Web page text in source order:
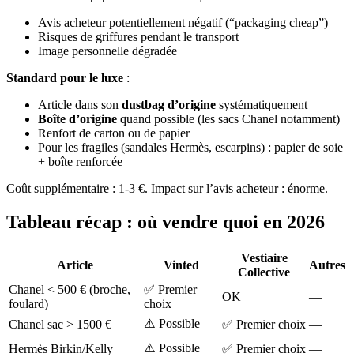
Avis acheteur potentiellement négatif (“packaging cheap”)
Risques de griffures pendant le transport
Image personnelle dégradée
Standard pour le luxe :
Article dans son dustbag d’origine systématiquement
Boîte d’origine quand possible (les sacs Chanel notamment)
Renfort de carton ou de papier
Pour les fragiles (sandales Hermès, escarpins) : papier de soie
+ boîte renforcée
Coût supplémentaire : 1-3 €. Impact sur l’avis acheteur : énorme.
Tableau récap : où vendre quoi en 2026
Article Vinted
Vestiaire
Collective
Autres
Chanel < 500 € (broche,
foulard)
✅ Premier
choix
OK —
Chanel sac > 1500 € ⚠️ Possible ✅ Premier choix —
Hermès Birkin/Kelly
⚠️ Possible ✅ Premier choix —